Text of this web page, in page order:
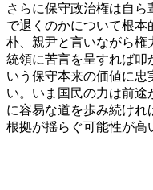
さらに保守政治権は自
で退くのかについて根本
朴、親尹と言いながら権
統領に苦言を呈すれば叩
いう保守本来の価値に忠
い。いま国民の力は前途
に容易な道を歩み続け
根拠が揺らぐ可能性が高